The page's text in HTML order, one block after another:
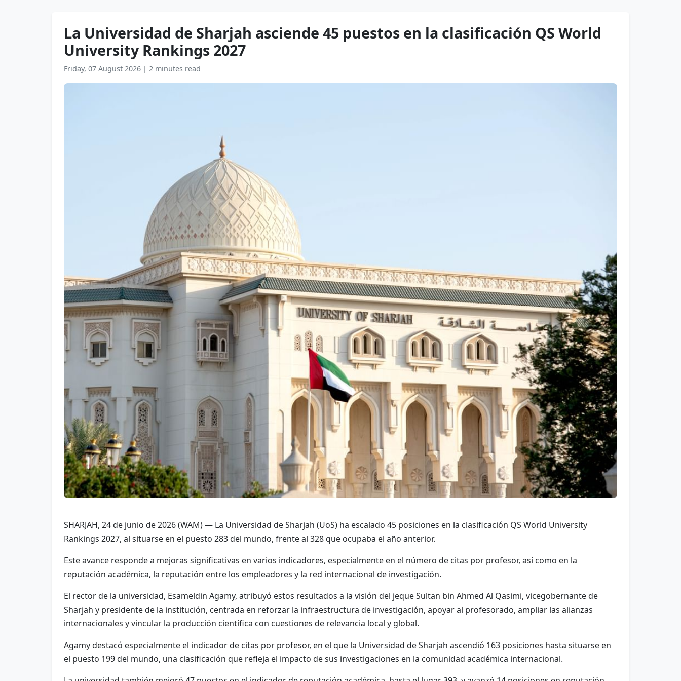
La Universidad de Sharjah asciende 45 puestos en la clasificación QS World
University Rankings 2027
Friday, 07 August 2026 | 2 minutes read
SHARJAH, 24 de junio de 2026 (WAM) — La Universidad de Sharjah (UoS) ha escalado 45 posiciones en la clasificación QS World University
Rankings 2027, al situarse en el puesto 283 del mundo, frente al 328 que ocupaba el año anterior.
Este avance responde a mejoras significativas en varios indicadores, especialmente en el número de citas por profesor, así como en la
reputación académica, la reputación entre los empleadores y la red internacional de investigación.
El rector de la universidad, Esameldin Agamy, atribuyó estos resultados a la visión del jeque Sultan bin Ahmed Al Qasimi, vicegobernante de
Sharjah y presidente de la institución, centrada en reforzar la infraestructura de investigación, apoyar al profesorado, ampliar las alianzas
internacionales y vincular la producción científica con cuestiones de relevancia local y global.
Agamy destacó especialmente el indicador de citas por profesor, en el que la Universidad de Sharjah ascendió 163 posiciones hasta situarse en
el puesto 199 del mundo, una clasificación que refleja el impacto de sus investigaciones en la comunidad académica internacional.